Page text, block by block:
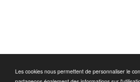
Les cookies nous permettent de personnaliser le